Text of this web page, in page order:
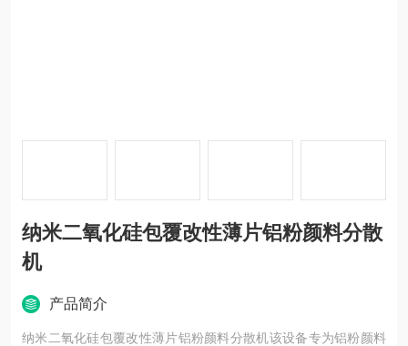
纳米二氧化硅包覆改性薄片铝粉颜料分散
机
产品简介
纳米二氧化硅包覆改性薄片铝粉颜料分散机该设备专为铝粉颜料